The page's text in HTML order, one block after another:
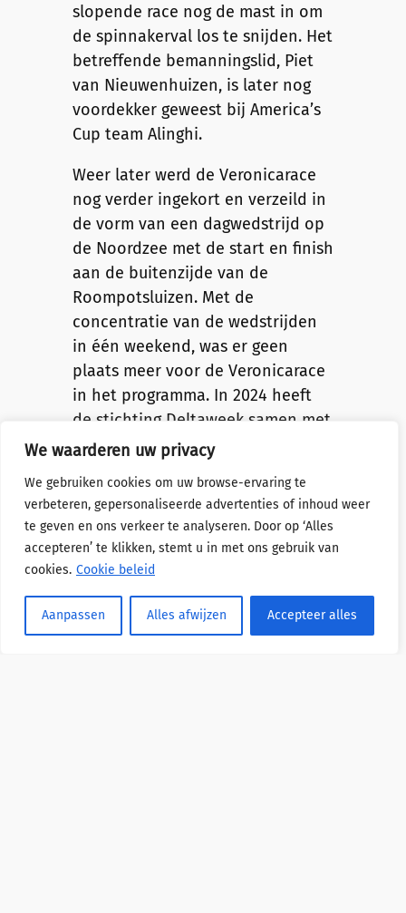
We waarderen uw privacy
We gebruiken cookies om uw browse-ervaring te
verbeteren, gepersonaliseerde advertenties of inhoud weer
te geven en ons verkeer te analyseren. Door op ‘Alles
accepteren’ te klikken, stemt u in met ons gebruik van
cookies. Cookie beleid
Aanpassen Alles afwijzen Accepteer alles
slopende race nog de mast in om
de spinnakerval los te snijden. Het
betreffende bemanningslid, Piet
van Nieuwenhuizen, is later nog
voordekker geweest bij America’s
Cup team Alinghi.
Weer later werd de Veronicarace
nog verder ingekort en verzeild in
de vorm van een dagwedstrijd op
de Noordzee met de start en finish
aan de buitenzijde van de
Roompotsluizen. Met de
concentratie van de wedstrijden
in één weekend, was er geen
plaats meer voor de Veronicarace
in het programma. In 2024 heeft
de stichting Deltaweek samen met
de stichting Breskens Sailing
om de Veronicarace als op zich
staand evenement op de
wedstrijdkalender terug te
brengen.
Lees meer over de
historie:Jubileum artikel